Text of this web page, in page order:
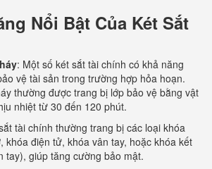
Nổi Bật Của Két Sắt
: Một số két sắt tài chính có khả năng
vệ tài sản trong trường hợp hỏa hoạn.
thường được trang bị lớp bảo vệ bằng vật
nhiệt từ 30 đến 120 phút.
tài chính thường trang bị các loại khóa
khóa điện tử, khóa vân tay, hoặc khóa kết
tay), giúp tăng cường bảo mật.